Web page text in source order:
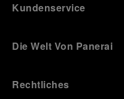
Kundenservice
Die Welt Von Panerai
Rechtliches